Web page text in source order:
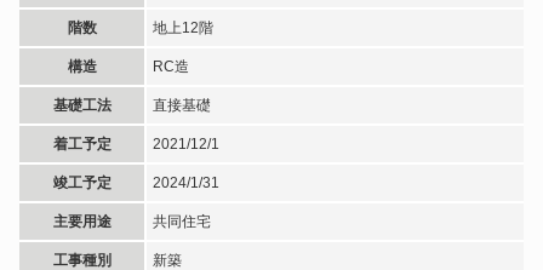
階数 地上12階
構造 RC造
基礎工法 直接基礎
着工予定 2021/12/1
竣工予定 2024/1/31
主要用途 共同住宅
工事種別 新築